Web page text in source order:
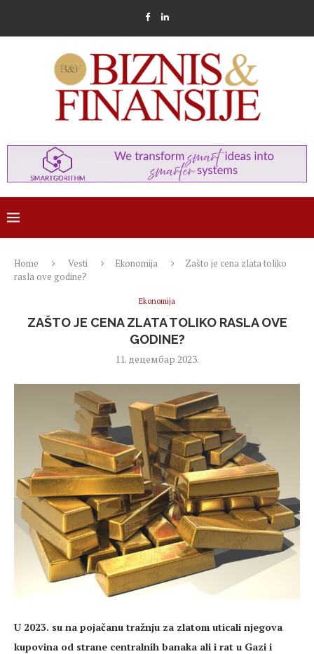
Home Vesti Ekonomija
Zašto je cena zlata toliko
rasla ove godine?
Ekonomija
ZAŠTO JE CENA ZLATA TOLIKO RASLA OVE
GODINE?
11. децембар 2023.
U 2023. su na pojačanu tražnju za zlatom uticali njegova
kupovina od strane centralnih banaka ali i rat u Gazi i